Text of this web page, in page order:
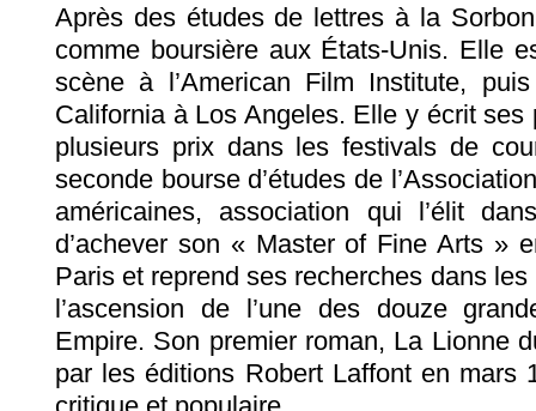
Après des études de lettres à la
comme boursière aux États-Unis. Elle
scène à l’American Film Institute,
California à Los Angeles. Elle y écrit ses
plusieurs prix dans les festivals de
seconde bourse d’études de
américaines, association qui l’élit
d’achever son « Master of Fine Arts »
Paris et reprend ses recherches dans
l’ascension de l’une des douze
Empire. Son premier roman, La Lionne
par les éditions Robert Laffont en mars